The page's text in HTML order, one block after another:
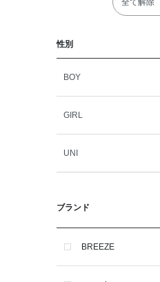
全て解除
性別
BOY
GIRL
UNI
ブランド
BREEZE